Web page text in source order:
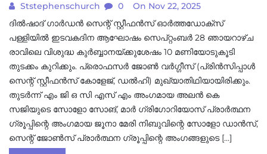
Ststephenschurch 0
On Nov 22, 2025
ദിൽഷാദ് ഗാർഡൻ സെന്റ് സ്റ്റീഫൻസ് ഓർത്തഡോക്സ്
പള്ളിയിൽ ഇടവകദിന ആഘോഷം സെപ്റ്റംബർ 28 ഞായറാഴ്ച
രാവിലെ വിശുദ്ധ കുർബ്ബാനയ്ക്കുശേഷം 10 മണിയോടുകൂടി
തുടക്കം കുറിക്കും. പ്രൊഫസർ ജോൺ വർഗ്ഗീസ് (പ്രിൻസിപ്പാൾ
സെന്റ് സ്റ്റീഫൻസ് കോളേജ്, ഡൽഹി) മുഖ്യാതിഥിയായിരിക്കും.
തുടർന്ന് എം ജി ഒ സി എസ് എം അംഗമായ അലൻ കെ
സജിയുടെ സോളോ സോങ്, മാർ ഗ്രിഗോറിയോസ് പ്രാർത്ഥന
ഗ്രൂപ്പിന്റെ അംഗമായ ജൂനാ മേരി നിബുവിന്റെ സോളോ ഡാൻസ്,
സെന്റ് ജോൺസ് പ്രാർത്ഥന ഗ്രൂപ്പിന്റെ അംഗങ്ങളുടെ […]